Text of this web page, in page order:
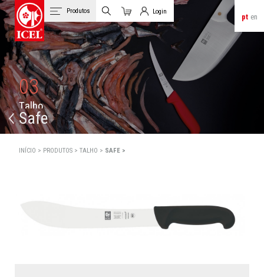
pt en
Produtos
Carrinho
Login
Login de Clientes
03
Talho
Safe
INÍCIO > PRODUTOS >TALHO > SAFE >